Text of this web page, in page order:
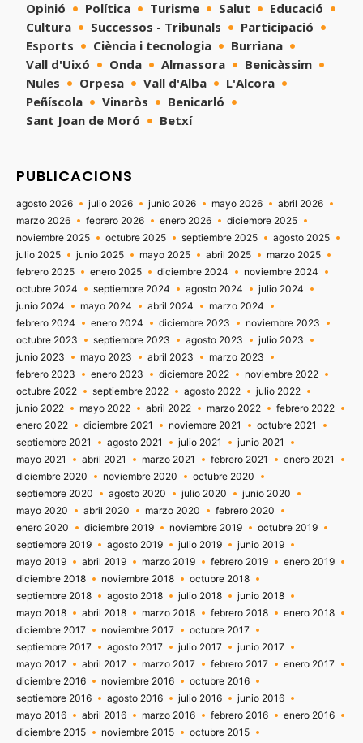
Opinió
Política Turisme Salut
Educació
Cultura
Successos - Tribunals
Participació
Esports
Ciència i tecnologia
Burriana
Vall d'Uixó
Onda Almassora
Benicàssim
Nules
Orpesa Vall d'Alba
L'Alcora
Peñíscola
Vinaròs
Benicarló
Sant Joan de Moró
Betxí
PUBLICACIONS
agosto 2026 julio 2026 junio 2026 mayo 2026
abril 2026
marzo 2026
febrero 2026 enero 2026
diciembre 2025
noviembre 2025
octubre 2025 septiembre 2025
agosto 2025
julio 2025
junio 2025 mayo 2025 abril 2025
marzo 2025
febrero 2025
enero 2025 diciembre 2024
noviembre 2024
octubre 2024
septiembre 2024 agosto 2024
julio 2024
junio 2024
mayo 2024 abril 2024
marzo 2024
febrero 2024
enero 2024 diciembre 2023
noviembre 2023
octubre 2023
septiembre 2023 agosto 2023
julio 2023
junio 2023
mayo 2023 abril 2023
marzo 2023
febrero 2023
enero 2023 diciembre 2022
noviembre 2022
octubre 2022
septiembre 2022 agosto 2022
julio 2022
junio 2022
mayo 2022 abril 2022 marzo 2022
febrero 2022
enero 2022
diciembre 2021 noviembre 2021
octubre 2021
septiembre 2021
agosto 2021 julio 2021
junio 2021
mayo 2021
abril 2021 marzo 2021 febrero 2021
enero 2021
diciembre 2020
noviembre 2020
octubre 2020
septiembre 2020
agosto 2020 julio 2020
junio 2020
mayo 2020
abril 2020 marzo 2020
febrero 2020
enero 2020
diciembre 2019 noviembre 2019
octubre 2019
septiembre 2019
agosto 2019 julio 2019
junio 2019
mayo 2019
abril 2019 marzo 2019 febrero 2019
enero 2019
diciembre 2018
noviembre 2018
octubre 2018
septiembre 2018
agosto 2018 julio 2018
junio 2018
mayo 2018
abril 2018 marzo 2018 febrero 2018
enero 2018
diciembre 2017
noviembre 2017
octubre 2017
septiembre 2017
agosto 2017 julio 2017
junio 2017
mayo 2017
abril 2017 marzo 2017 febrero 2017
enero 2017
diciembre 2016
noviembre 2016
octubre 2016
septiembre 2016
agosto 2016 julio 2016
junio 2016
mayo 2016
abril 2016 marzo 2016 febrero 2016
enero 2016
diciembre 2015
noviembre 2015 octubre 2015